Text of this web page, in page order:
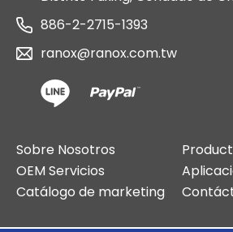
886-2-2715-1393
ranox@ranox.com.tw
Sobre Nosotros
OEM Servicios
Catálogo de marketing